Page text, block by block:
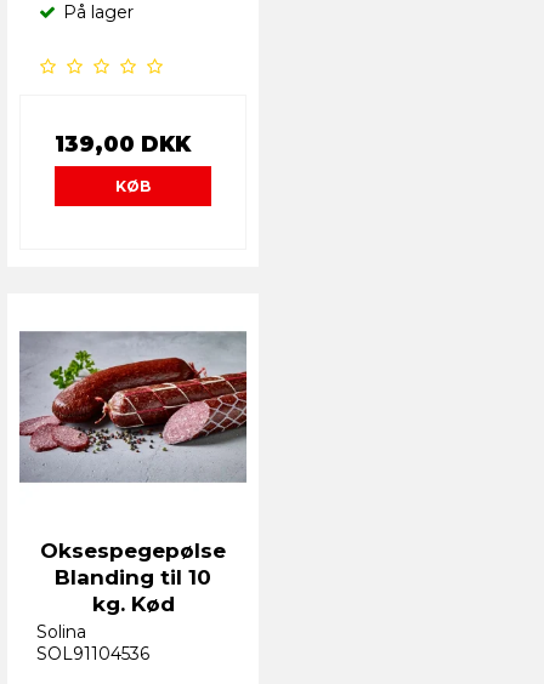
På lager
139,00 DKK
KØB
Oksespegepølse
Blanding til 10
kg. Kød
Solina
SOL91104536